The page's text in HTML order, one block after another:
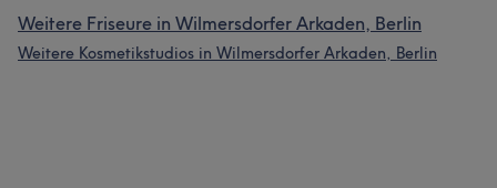
Weitere Friseure in Wilmersdorfer Arkaden, Berlin
Weitere Kosmetikstudios in Wilmersdorfer Arkaden, Berlin